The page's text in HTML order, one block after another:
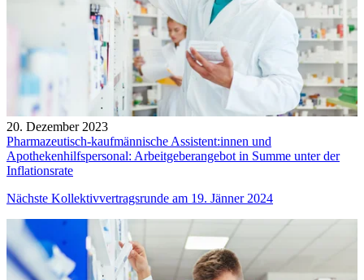
20. Dezember 2023
Pharmazeutisch-kaufmännische Assistent:innen und
Apothekenhilfspersonal: Arbeitgeberangebot in Summe unter der
Inflationsrate
Nächste Kollektivvertragsrunde am 19. Jänner 2024